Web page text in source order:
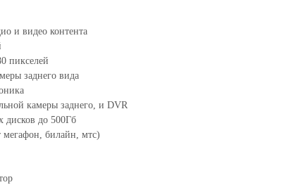
и видео контента
пикселей
заднего вида
камеры заднего, и DVR
дисков до 500Гб
билайн, мтс)